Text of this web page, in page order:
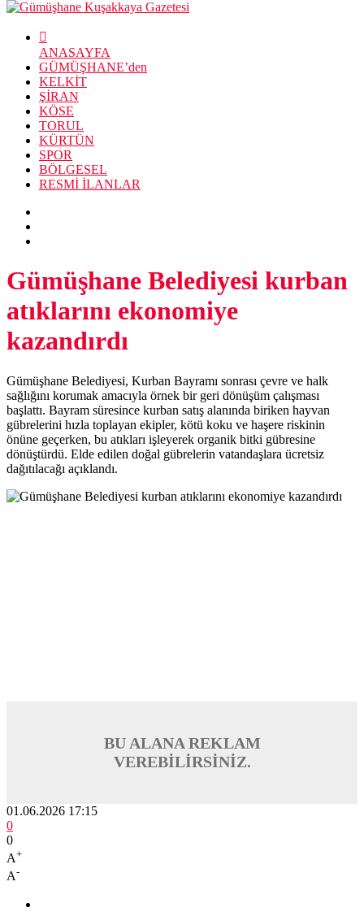
ANASAYFA
GÜMÜŞHANE’den
KELKİT
ŞİRAN
KÖSE
TORUL
KÜRTÜN
SPOR
BÖLGESEL
RESMİ İLANLAR
Gümüşhane Belediyesi kurban
atıklarını ekonomiye
kazandırdı
Gümüşhane Belediyesi, Kurban Bayramı sonrası çevre ve halk
sağlığını korumak amacıyla örnek bir geri dönüşüm çalışması
başlattı. Bayram süresince kurban satış alanında biriken hayvan
gübrelerini hızla toplayan ekipler, kötü koku ve haşere riskinin
önüne geçerken, bu atıkları işleyerek organik bitki gübresine
dönüştürdü. Elde edilen doğal gübrelerin vatandaşlara ücretsiz
dağıtılacağı açıklandı.
BU ALANA REKLAM
VEREBİLİRSİNİZ.
01.06.2026 17:15
0
0
A+
A-